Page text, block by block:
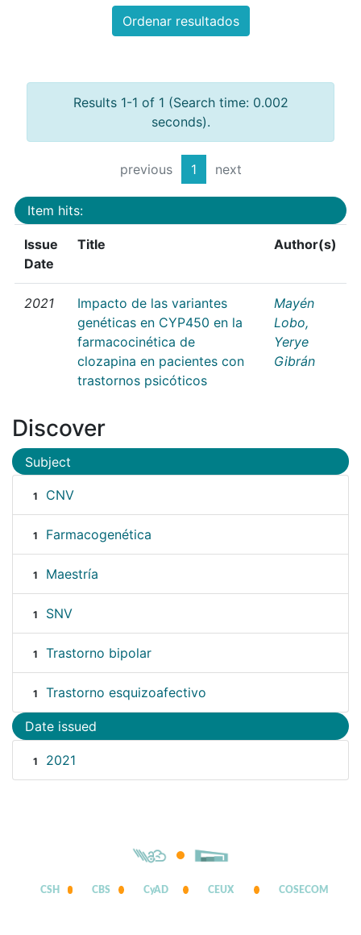
Ordenar resultados
Results 1-1 of 1 (Search time: 0.002
seconds).
previous 1 next
Item hits:
Issue
Date
Title Author(s)
2021
Impacto de las variantes
genéticas en CYP450 en la
farmacocinética de
clozapina en pacientes con
trastornos psicóticos
Mayén
Lobo,
Yerye
Gibrán
Discover
Subject
1 CNV
1 Farmacogenética
1 Maestría
1 SNV
1 Trastorno bipolar
1 Trastorno esquizoafectivo
Date issued
1 2021
CSH CBS CyAD CEUX COSECOM